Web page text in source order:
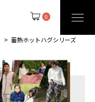
0
蓄熱ホットハグシリーズ